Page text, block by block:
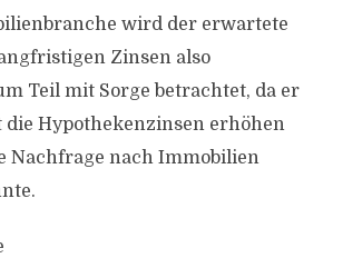
wird der erwartete
Zinsen also
Teil mit Sorge betrachtet, da er
die Hypothekenzinsen erhöhen
Nachfrage nach Immobilien